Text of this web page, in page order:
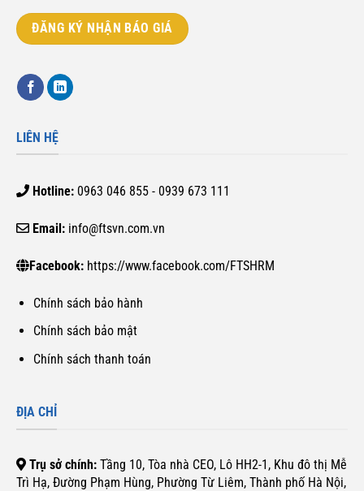
ĐĂNG KÝ NHẬN BÁO GIÁ
LIÊN HỆ
Hotline:0963 046 855 - 0939 673 111
Email: info@ftsvn.com.vn
Facebook: https://www.facebook.com/FTSHRM
Chính sách bảo hành
Chính sách bảo mật
Chính sách thanh toán
ĐỊA CHỈ
Trụ sở chính: Tầng 10, Tòa nhà CEO, Lô HH2-1, Khu đô thị Mễ
Trì Hạ, Đường Phạm Hùng, Phường Từ Liêm, Thành phố Hà Nội,